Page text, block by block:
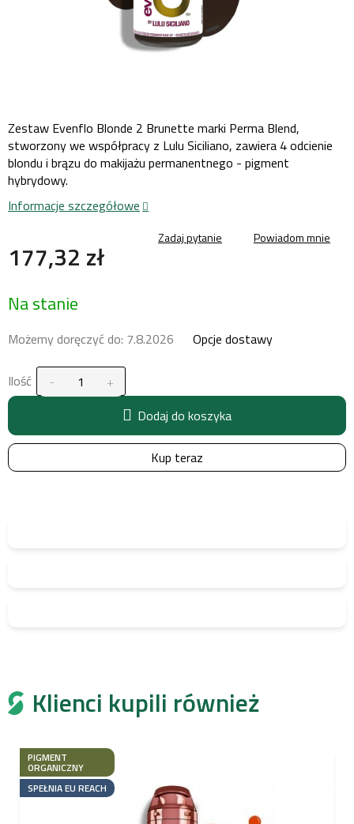
177,32 zł
jednostkowa:
Na stanie
Możemy doręczyć do: 7.8.2026 Opcje dostawy
Ilość
Dodaj do koszyka
Kup teraz
Zestaw Evenflo Blonde 2 Brunette marki Perma Blend,
stworzony we współpracy z Lulu Siciliano, zawiera 4 odcienie
blondu i brązu do makijażu permanentnego - pigment
hybrydowy.
Informacje szczegółowe
Zadaj pytanie Powiadom mnie
Klienci kupili również
PIGMENT
ORGANICZNY
SPEŁNIA EU REACH